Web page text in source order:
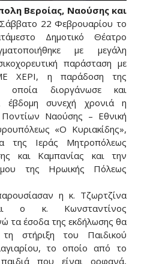
Βεροίας, Ναούσης και
22 Φεβρουαρίου το
Δημοτικό Θέατρο
με μεγάλη
παράσταση με
ΧΕΡΙ, η παράδοση της
οποία διοργάνωσε και
έβδομη συνεχή χρονιά η
Ποντίων Ναούσης – Εθνική
«Ο Κυριακίδης»,
της Ιεράς Μητροπόλεως
και Καμπανίας και την
της Ηρωικής Πόλεως
η κ. Τζωρτζίνα
ο κ. Κωνσταντίνος
τα έσοδα της εκδήλωσης θα
στήριξη του Παιδικού
το οποίο από το
που είναι ορφανά,